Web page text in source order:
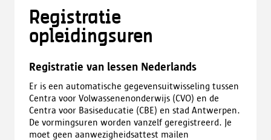
Registratie
opleidingsuren
Registratie van lessen Nederlands
Er is een automatische gegevensuitwisseling tussen
Centra voor Volwassenenonderwijs (CVO) en de
Centra voor Basiseducatie (CBE) en stad Antwerpen.
De vormingsuren worden vanzelf geregistreerd. Je
moet geen aanwezigheidsattest mailen